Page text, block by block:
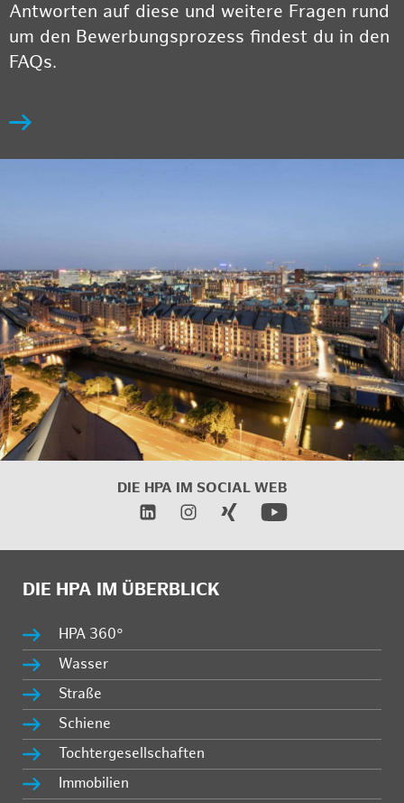
Antworten auf diese und weitere Fragen rund
um den Bewerbungsprozess findest du in den
FAQs.
DIE HPA IM SOCIAL WEB
DIE HPA IM ÜBERBLICK
HPA 360°
Wasser
Straße
Schiene
Tochtergesellschaften
Immobilien